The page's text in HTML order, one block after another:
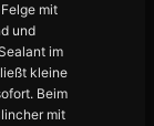
mit
und
im
kleine
Beim
mit